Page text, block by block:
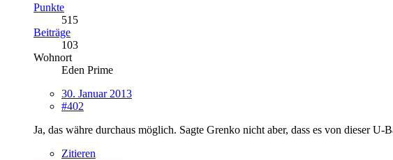
Punkte
515
Beiträge
103
Wohnort
Eden Prime
30. Januar 2013
#402
Ja, das währe durchaus möglich. Sagte Grenko nicht aber, dass es von dieser
Zitieren